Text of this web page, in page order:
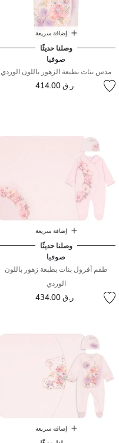
إضافة سريعة
وصلنا حديثًا
صوفيا
مدس بنات بطبعة الزهور باللون الوردي
ر.ق 414.00
إضافة سريعة
وصلنا حديثًا
صوفيا
طقم أفرول بنات بطبعة زهور باللون
الوردي
ر.ق 434.00
إضافة سريعة